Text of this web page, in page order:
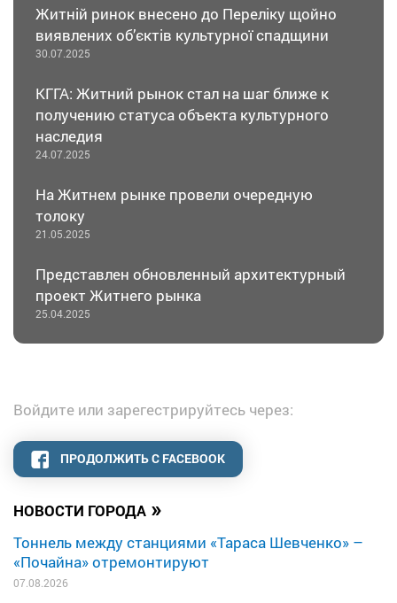
НОВОСТИ ГОРОДА »
Тоннель между станциями «Тараса Шевченко» –
«Почайна» отремонтируют
07.08.2026
Житній ринок внесено до Переліку щойно
виявлених об’єктів культурної спадщини
30.07.2025
КГГА: Житний рынок стал на шаг ближе к
получению статуса объекта культурного
наследия
24.07.2025
На Житнем рынке провели очередную
толоку
21.05.2025
Представлен обновленный архитектурный
проект Житнего рынка
25.04.2025
Войдите или зарегестрируйтесь через:
ПРОДОЛЖИТЬ С FACEBOOK